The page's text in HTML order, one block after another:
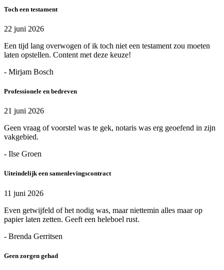
Toch een testament
22 juni 2026
Een tijd lang overwogen of ik toch niet een testament zou moeten
laten opstellen. Content met deze keuze!
- Mirjam Bosch
Professionele en bedreven
21 juni 2026
Geen vraag of voorstel was te gek, notaris was erg geoefend in zijn
vakgebied.
- Ilse Groen
Uiteindelijk een samenlevingscontract
11 juni 2026
Even getwijfeld of het nodig was, maar niettemin alles maar op
papier laten zetten. Geeft een heleboel rust.
- Brenda Gerritsen
Geen zorgen gehad